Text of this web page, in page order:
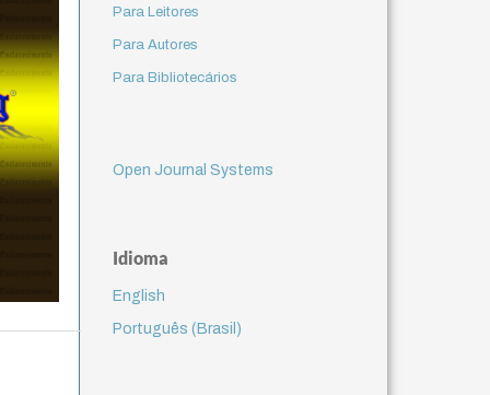
Para Leitores
Para Autores
Para Bibliotecários
Open Journal Systems
Idioma
English
Português (Brasil)